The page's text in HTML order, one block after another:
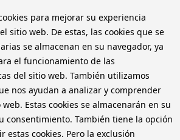
para mejorar su experiencia
sitio web. De estas, las cookies que se
se almacenan en su navegador, ya
el funcionamiento de las
del sitio web. También utilizamos
nos ayudan a analizar y comprender
Estas cookies se almacenarán en su
consentimiento. También tiene la opción
estas cookies. Pero la exclusión